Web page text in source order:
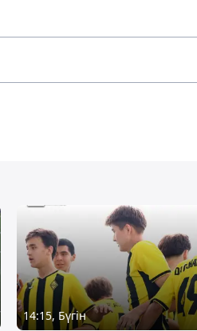
14:15, Бүгін